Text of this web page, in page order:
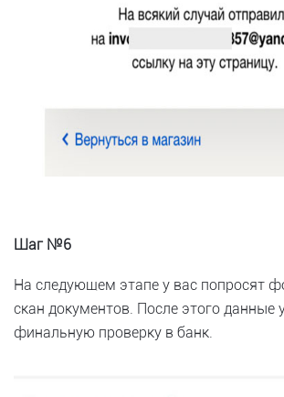
Шаг №6
На следующем этапе у вас попросят
скан документов. После этого данные
финальную проверку в банк.